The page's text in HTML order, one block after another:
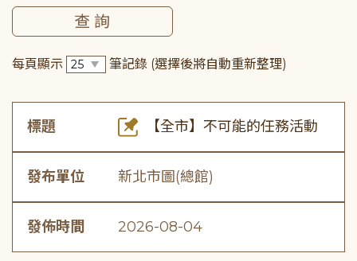
每頁顯示 筆記錄 (選擇後將自動重新整理)
標題 【全市】不可能的任務活動
發布單位 新北市圖(總館)
發佈時間 2026-08-04